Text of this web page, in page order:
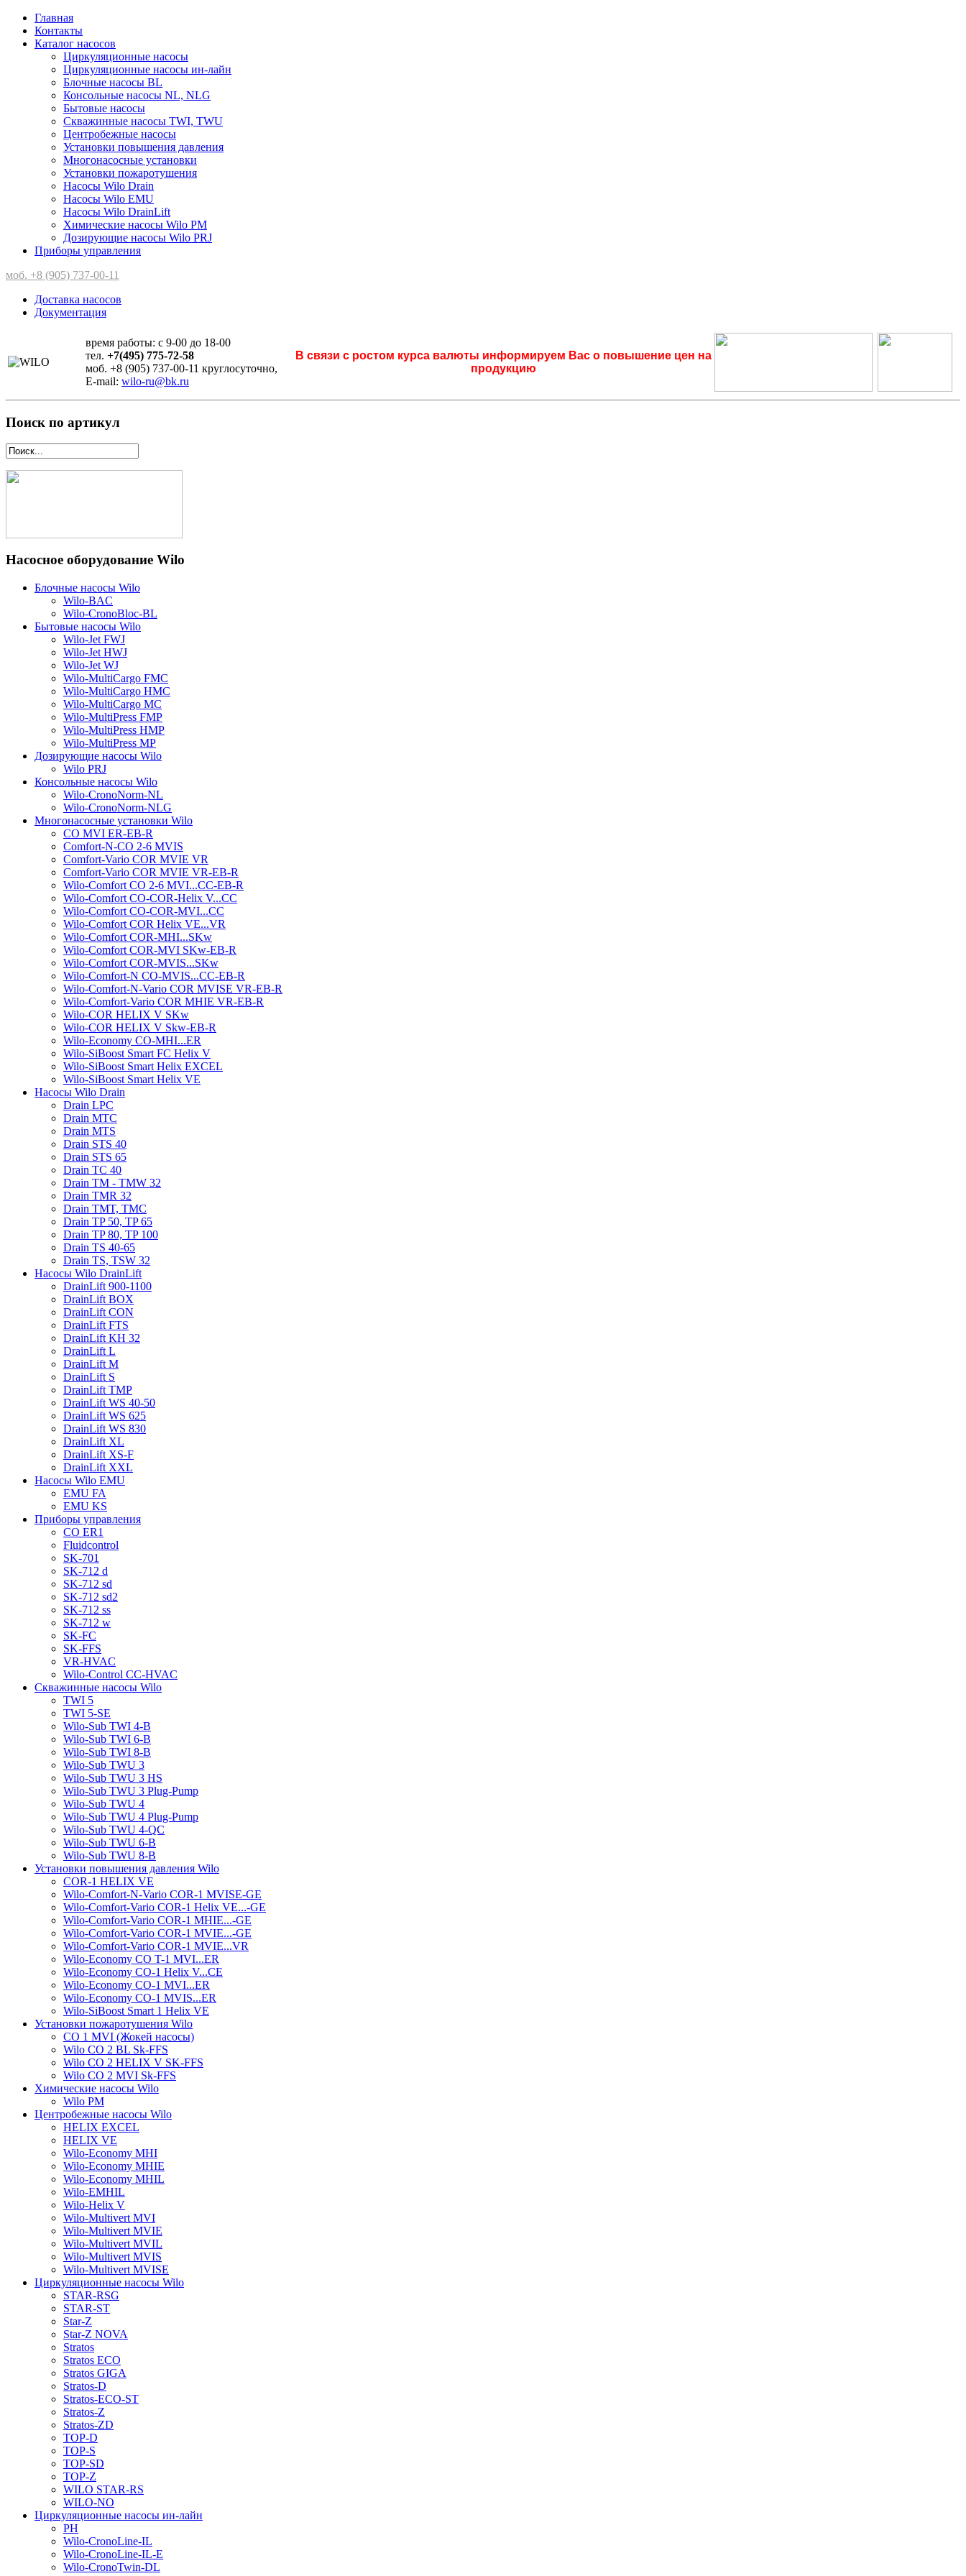
Главная
Контакты
Каталог насосов
Циркуляционные насосы
Циркуляционные насосы ин-лайн
Блочные насосы BL
Консольные насосы NL, NLG
Бытовые насосы
Скважинные насосы TWI, TWU
Центробежные насосы
Установки повышения давления
Многонасосные установки
Установки пожаротушения
Насосы Wilo Drain
Насосы Wilo EMU
Насосы Wilo DrainLift
Химические насосы Wilo PM
Дозирующие насосы Wilo PRJ
Приборы управления
моб. +8 (905) 737-00-11
Доставка насосов
Документация
время работы: с 9-00 до 18-00
тел. +7(495) 775-72-58
моб. +8 (905) 737-00-11 круглосуточно,
E-mail: wilo-ru@bk.ru
В связи с ростом курса валюты информируем Вас о повышение цен на
продукцию
Поиск по артикул
Насосное оборудование Wilo
Блочные насосы Wilo
Wilo-BAC
Wilo-CronoBloc-BL
Бытовые насосы Wilo
Wilo-Jet FWJ
Wilo-Jet HWJ
Wilo-Jet WJ
Wilo-MultiCargo FMC
Wilo-MultiCargo HMC
Wilo-MultiCargo MC
Wilo-MultiPress FMP
Wilo-MultiPress HMP
Wilo-MultiPress MP
Дозирующие насосы Wilo
Wilo PRJ
Консольные насосы Wilo
Wilo-CronoNorm-NL
Wilo-CronoNorm-NLG
Многонасосные установки Wilo
CO MVI ER-EB-R
Comfort-N-CO 2-6 MVIS
Comfort-Vario COR MVIE VR
Comfort-Vario COR MVIE VR-EB-R
Wilo-Comfort CO 2-6 MVI...CC-EB-R
Wilo-Comfort CO-COR-Helix V...CC
Wilo-Comfort CO-COR-MVI...CC
Wilo-Comfort COR Helix VE...VR
Wilo-Comfort COR-MHI...SKw
Wilo-Comfort COR-MVI SKw-EB-R
Wilo-Comfort COR-MVIS...SKw
Wilo-Comfort-N CO-MVIS...CC-EB-R
Wilo-Comfort-N-Vario COR MVISE VR-EB-R
Wilo-Comfort-Vario COR MHIE VR-EB-R
Wilo-COR HELIX V SKw
Wilo-COR HELIX V Skw-EB-R
Wilo-Economy CO-MHI...ER
Wilo-SiBoost Smart FC Helix V
Wilo-SiBoost Smart Helix EXCEL
Wilo-SiBoost Smart Helix VE
Насосы Wilo Drain
Drain LPC
Drain MTC
Drain MTS
Drain STS 40
Drain STS 65
Drain TC 40
Drain TM - TMW 32
Drain TMR 32
Drain TMT, TMC
Drain TP 50, TP 65
Drain TP 80, TP 100
Drain TS 40-65
Drain TS, TSW 32
Насосы Wilo DrainLift
DrainLift 900-1100
DrainLift BOX
DrainLift CON
DrainLift FTS
DrainLift KH 32
DrainLift L
DrainLift M
DrainLift S
DrainLift TMP
DrainLift WS 40-50
DrainLift WS 625
DrainLift WS 830
DrainLift XL
DrainLift XS-F
DrainLift XXL
Насосы Wilo EMU
EMU FA
EMU KS
Приборы управления
CO ER1
Fluidcontrol
SK-701
SK-712 d
SK-712 sd
SK-712 sd2
SK-712 ss
SK-712 w
SK-FC
SK-FFS
VR-HVAC
Wilo-Control CC-HVAC
Скважинные насосы Wilo
TWI 5
TWI 5-SE
Wilo-Sub TWI 4-B
Wilo-Sub TWI 6-B
Wilo-Sub TWI 8-B
Wilo-Sub TWU 3
Wilo-Sub TWU 3 HS
Wilo-Sub TWU 3 Plug-Pump
Wilo-Sub TWU 4
Wilo-Sub TWU 4 Plug-Pump
Wilo-Sub TWU 4-QC
Wilo-Sub TWU 6-B
Wilo-Sub TWU 8-B
Установки повышения давления Wilo
COR-1 HELIX VE
Wilo-Comfort-N-Vario COR-1 MVISE-GE
Wilo-Comfort-Vario COR-1 Helix VE...-GE
Wilo-Comfort-Vario COR-1 MHIE...-GE
Wilo-Comfort-Vario COR-1 MVIE...-GE
Wilo-Comfort-Vario COR-1 MVIE...VR
Wilo-Economy CO T-1 MVI...ER
Wilo-Economy CO-1 Helix V...CE
Wilo-Economy CO-1 MVI...ER
Wilo-Economy CO-1 MVIS...ER
Wilo-SiBoost Smart 1 Helix VE
Установки пожаротушения Wilo
CO 1 MVI (Жокей насосы)
Wilo CO 2 BL Sk-FFS
Wilo CO 2 HELIX V SK-FFS
Wilo CO 2 MVI Sk-FFS
Химические насосы Wilo
Wilo PM
Центробежные насосы Wilo
HELIX EXCEL
HELIX VE
Wilo-Economy MHI
Wilo-Economy MHIE
Wilo-Economy MHIL
Wilo-EMHIL
Wilo-Helix V
Wilo-Multivert MVI
Wilo-Multivert MVIE
Wilo-Multivert MVIL
Wilo-Multivert MVIS
Wilo-Multivert MVISE
Циркуляционные насосы Wilo
STAR-RSG
STAR-ST
Star-Z
Star-Z NOVA
Stratos
Stratos ECO
Stratos GIGA
Stratos-D
Stratos-ECO-ST
Stratos-Z
Stratos-ZD
TOP-D
TOP-S
TOP-SD
TOP-Z
WILO STAR-RS
WILO-NO
Циркуляционные насосы ин-лайн
PH
Wilo-CronoLine-IL
Wilo-CronoLine-IL-E
Wilo-CronoTwin-DL